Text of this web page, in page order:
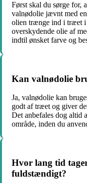
Først skal du sørge for,
valnødolie jævnt med
olien trænge ind i træet i
overskydende olie af
indtil ønsket farve og
Kan valnødolie
Ja, valnødolie kan
godt af træet og giver
Det anbefales dog altid
område, inden du
Hvor lang tid
fuldstændigt?